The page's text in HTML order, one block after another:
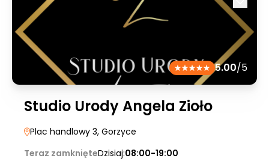
5.00/5
Studio Urody Angela Zioło
Plac handlowy 3, Gorzyce
Teraz zamknięteDzisiaj:08:00-19:00